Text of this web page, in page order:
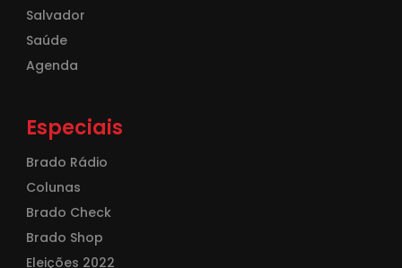
Salvador
Saúde
Agenda
Especiais
Brado Rádio
Colunas
Brado Check
Brado Shop
Eleições 2022